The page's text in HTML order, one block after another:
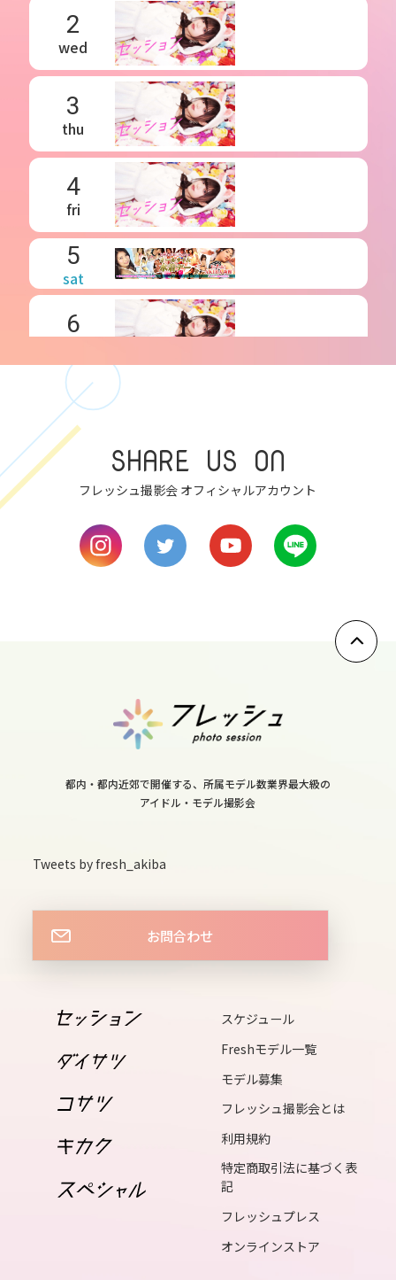
2
wed
3
thu
4
fri
5
sat
6
7
mon
12
13
14
15
wed
thu
SHARE US ON
フレッシュ撮影会 オフィシャルアカウント
都内・都内近郊で開催する、所属モデル数業界最大級の
アイドル・モデル撮影会
Tweets by fresh_akiba
お問合わせ
スケジュール
Freshモデル一覧
モデル募集
フレッシュ撮影会とは
利用規約
特定商取引法に基づく表
記
フレッシュプレス
オンラインストア